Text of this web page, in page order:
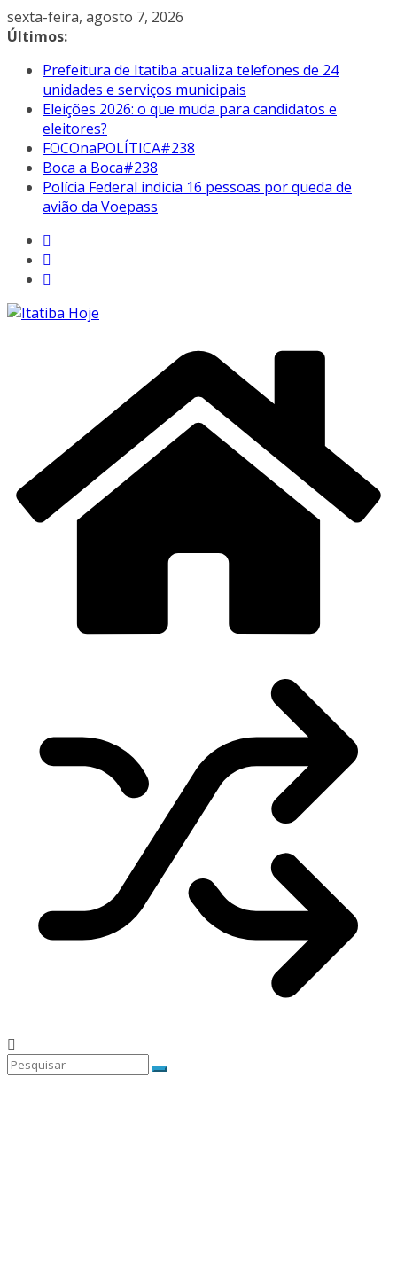
Pular
para
conteúdo
sexta-feira, agosto 7, 2026
Últimos:
Prefeitura de Itatiba atualiza telefones de 24
unidades e serviços municipais
Eleições 2026: o que muda para candidatos e
eleitores?
FOCOnaPOLÍTICA#238
Boca a Boca#238
Polícia Federal indicia 16 pessoas por queda de
avião da Voepass